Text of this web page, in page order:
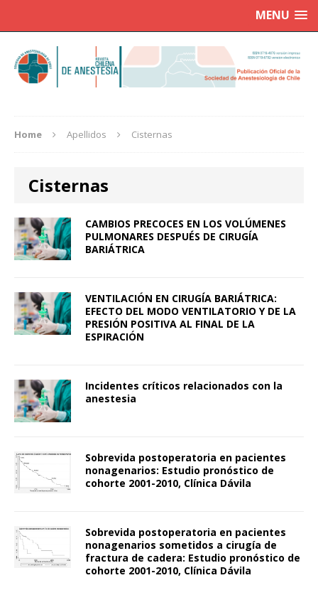
MENU
Home Apellidos Cisternas
Cisternas
CAMBIOS PRECOCES EN LOS VOLÚMENES
PULMONARES DESPUÉS DE CIRUGÍA
BARIÁTRICA
VENTILACIÓN EN CIRUGÍA BARIÁTRICA:
EFECTO DEL MODO VENTILATORIO Y DE LA
PRESIÓN POSITIVA AL FINAL DE LA
ESPIRACIÓN
Incidentes críticos relacionados con la
anestesia
Sobrevida postoperatoria en pacientes
nonagenarios: Estudio pronóstico de
cohorte 2001-2010, Clínica Dávila
Sobrevida postoperatoria en pacientes
nonagenarios sometidos a cirugía de
fractura de cadera: Estudio pronóstico de
cohorte 2001-2010, Clínica Dávila